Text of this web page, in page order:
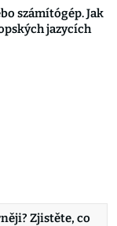
számítógép. Jak
jazycích
Zjistěte, co